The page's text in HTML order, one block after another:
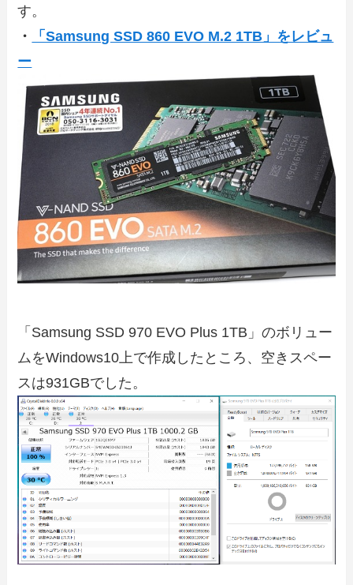
す。
・
「Samsung SSD 860 EVO M.2 1TB」をレビュ
ー
「Samsung SSD 970 EVO Plus 1TB」のボリュー
ムをWindows10上で作成したところ、空きスペー
スは931GBでした。